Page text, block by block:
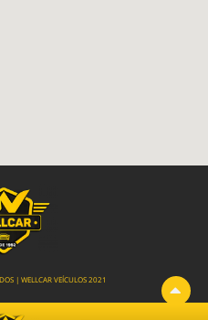
| WELLCAR VEÍCULOS 2021